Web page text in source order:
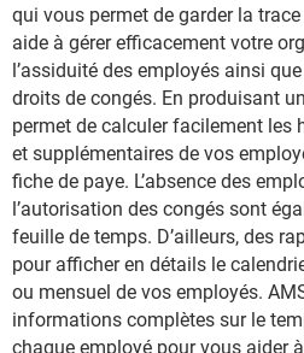
qui vous permet de garder la
aide à gérer efficacement votre
l’assiduité des employés ainsi
droits de congés. En produisant
permet de calculer facilement les
et supplémentaires de vos
fiche de paye. L’absence des
l’autorisation des congés sont
feuille de temps. D’ailleurs, des
pour afficher en détails le
ou mensuel de vos employés.
informations complètes sur le
chaque employé pour vous aider